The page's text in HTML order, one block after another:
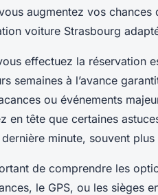
augmentez vos
voiture Strasbourg
effectuez la réservation
semaines à l’avance
ou événements
en tête que certaines
minute, souvent plus
de comprendre les
le GPS, ou les sièges